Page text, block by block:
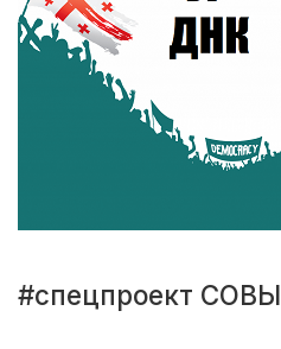
#спецпроект СОВЫ